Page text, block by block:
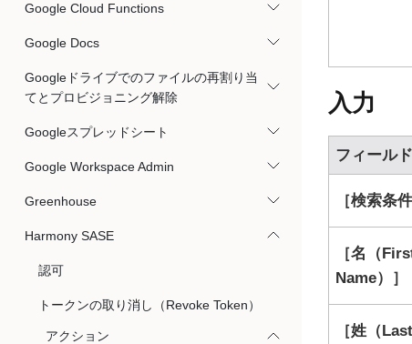
Google Cloud Functions
Google Docs
Googleドライブでのファイルの再割り当
てとプロビジョニング解除
Googleスプレッドシート
Google Workspace Admin
Greenhouse
Harmony SASE
認可
トークンの取り消し（Revoke Token）
アクション
入力
フィールド
検索条
名（
Name）
姓（Last